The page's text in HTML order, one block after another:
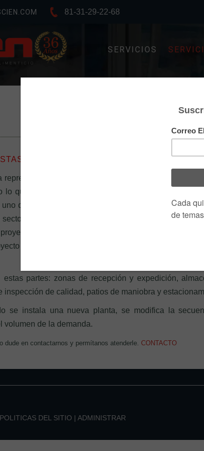
SERVICIOS
81-31-29-22-68
LAYOUT DE
EN DISEÑOS DE LAYOUT DE
representación gráfica y expresarlo en palabras podría
lo que se busca con esta representación es dar a
de los componentes que tendrá el proyecto, es
y los equipos que se utilizará en la planta.
sino también su parte externa. Para realizar un
según su importancia, frecuencia de uso,
partes: zonas de recepción y expedición,
inspección de calidad, patios de maniobra y
se instala una nueva planta, se modifica la
volumen de la demanda.
dude en contactarnos y permítanos atenderle. CONTACTO
POLITICAS DEL SITIO | ADMINISTRAR